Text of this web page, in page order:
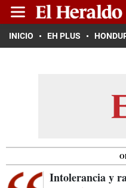
INICIO EH PLUS
Intolerancia y